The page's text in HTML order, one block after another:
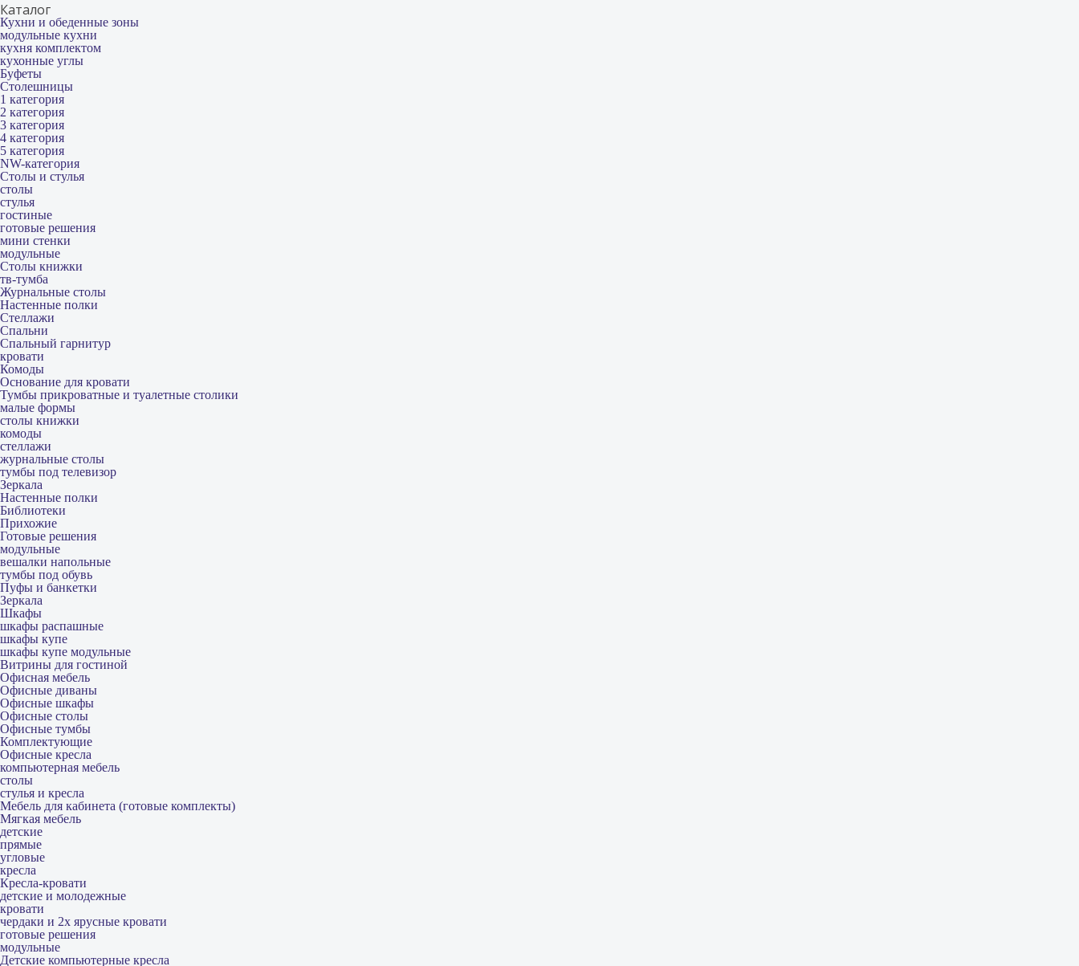
Каталог
Кухни и обеденные зоны
модульные кухни
кухня комплектом
кухонные углы
Буфеты
Столешницы
1 категория
2 категория
3 категория
4 категория
5 категория
NW-категория
Столы и стулья
столы
стулья
гостиные
готовые решения
мини стенки
модульные
Столы книжки
тв-тумба
Журнальные столы
Настенные полки
Стеллажи
Спальни
Спальный гарнитур
кровати
Комоды
Основание для кровати
Тумбы прикроватные и туалетные столики
малые формы
столы книжки
комоды
стеллажи
журнальные столы
тумбы под телевизор
Зеркала
Настенные полки
Библиотеки
Прихожие
Готовые решения
модульные
вешалки напольные
тумбы под обувь
Пуфы и банкетки
Зеркала
Шкафы
шкафы распашные
шкафы купе
шкафы купе модульные
Витрины для гостиной
Офисная мебель
Офисные диваны
Офисные шкафы
Офисные столы
Офисные тумбы
Комплектующие
Офисные кресла
компьютерная мебель
столы
стулья и кресла
Мебель для кабинета (готовые комплекты)
Мягкая мебель
детские
прямые
угловые
кресла
Кресла-кровати
детские и молодежные
кровати
чердаки и 2х ярусные кровати
готовые решения
модульные
Детские компьютерные кресла